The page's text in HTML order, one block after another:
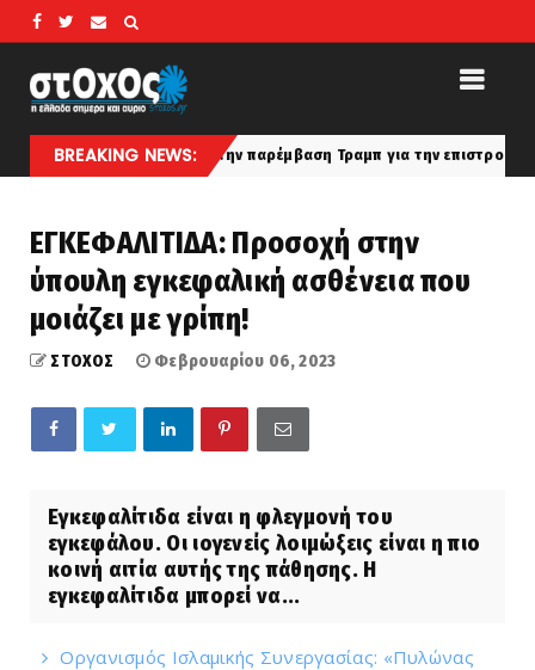
BREAKING NEWS:
ζητούν την παρέμβαση Τραμπ για την επιστροφή τους
ΕΓΚΕΦΑΛΙΤΙΔΑ: Προσοχή στην
ύπουλη εγκεφαλική ασθένεια που
μοιάζει με γρίπη!
ΣΤΟΧΟΣ Φεβρουαρίου 06, 2023
Εγκεφαλίτιδα είναι η φλεγμονή του
εγκεφάλου. Οι ιογενείς λοιμώξεις είναι η πιο
κοινή αιτία αυτής της πάθησης. Η
εγκεφαλίτιδα μπορεί να...
Οργανισμός Ισλαμικής Συνεργασίας: «Πυλώνας